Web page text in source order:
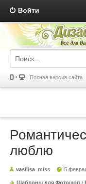
Войти
Полная версия сайта
люблю
vasilisa_miss 5
Шаблоны для Фотошоп /